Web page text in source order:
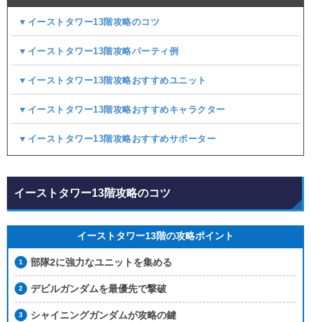
▼イーストタワー13階攻略のコツ
▼イーストタワー13階攻略パーティ例
▼イーストタワー13階攻略おすすめユニット
▼イーストタワー13階攻略おすすめキャラクター
▼イーストタワー13階攻略おすすめサポーター
イーストタワー13階攻略のコツ
イーストタワー13階の攻略ポイント
部隊2に強力なユニットを集める
デビルガンダムを最優先で撃破
シャイニングガンダムが攻略の鍵